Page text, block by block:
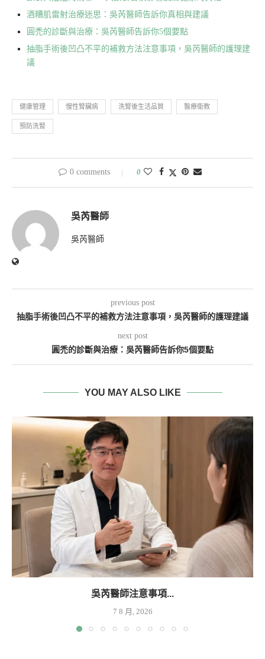
酒糟肌雷射治療迷思：吳芮醫師告訴你真相與建議
圓禿的診斷與治療：吳芮醫師告訴你5個要點
抽脂手術後凹凸不平的補救方法注意事項，吳芮醫師的護理建
議
健康管理 慢性腎臟病 洗腎後生活品質 醫療衛教
預防洗腎
0 comments 0
吳芮醫師
吳芮醫師
previous post
抽脂手術後凹凸不平的補救方法注意事項，吳芮醫師的護理建議
next post
圓禿的診斷與治療：吳芮醫師告訴你5個要點
YOU MAY ALSO LIKE
吳芮醫師注意事項...
7 8 月, 2026